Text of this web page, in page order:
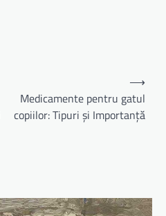
Medicamente pentru gatul
copiilor: Tipuri și Importanță
⟶